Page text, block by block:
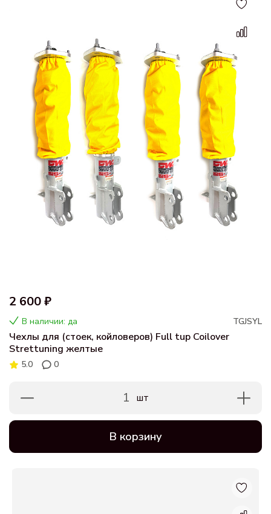
2 600 ₽
В наличии: да TGJSYL
Чехлы для (стоек, койловеров) Full tup Coilover
Strettuning желтые
5.0 0
1 шт
В корзину